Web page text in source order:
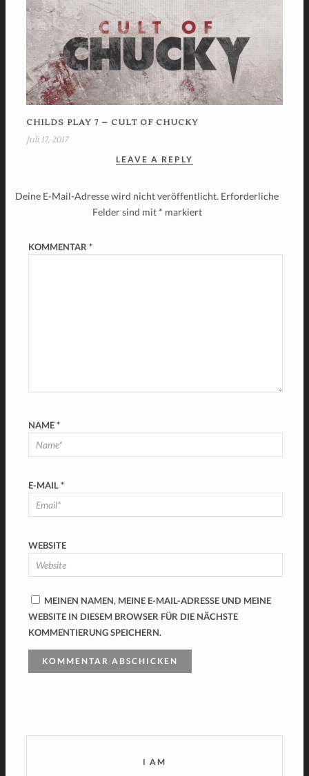
CHILDS PLAY 7 – CULT OF CHUCKY
Juli 17, 2017
LEAVE A REPLY
Deine E-Mail-Adresse wird nicht veröffentlicht. Erforderliche
Felder sind mit * markiert
KOMMENTAR *
NAME*
E-MAIL*
WEBSITE
MEINEN NAMEN, MEINE E-MAIL-ADRESSE UND MEINE
WEBSITE IN DIESEM BROWSER FÜR DIE NÄCHSTE
KOMMENTIERUNG SPEICHERN.
I AM